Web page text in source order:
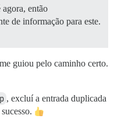
agora, então
de informação para este.
guiou pelo caminho certo.
, excluí a entrada duplicada